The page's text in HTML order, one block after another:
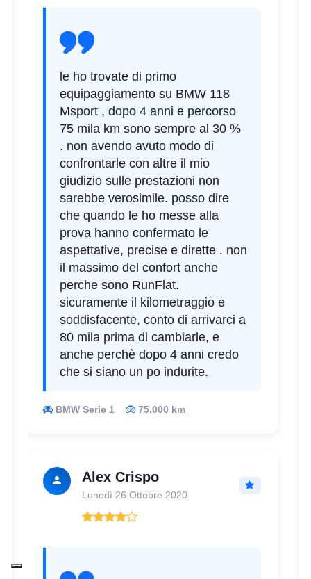
le ho trovate di primo
equipaggiamento su BMW 118
Msport , dopo 4 anni e percorso
75 mila km sono sempre al 30 %
. non avendo avuto modo di
confrontarle con altre il mio
giudizio sulle prestazioni non
sarebbe verosimile. posso dire
che quando le ho messe alla
prova hanno confermato le
aspettative, precise e dirette . non
il massimo del confort anche
perche sono RunFlat.
sicuramente il kilometraggio e
soddisfacente, conto di arrivarci a
80 mila prima di cambiarle, e
anche perchè dopo 4 anni credo
che si siano un po indurite.
BMW Serie 1 75.000 km
Alex Crispo
Lunedì 26 Ottobre 2020